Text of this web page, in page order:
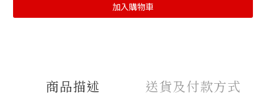
加入購物車
商品描述 送貨及付款方式